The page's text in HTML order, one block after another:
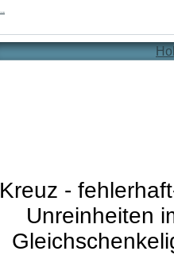
Kreuz -
Unreinheiten